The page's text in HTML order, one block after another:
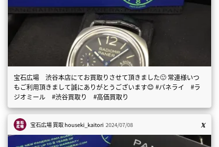
宝石広場 渋谷本店にてお買取りさせて頂きました🙂 常連様いつ
もご利用頂きまして誠にありがとうございます😊 #パネライ #ラ
ジオミール #渋谷買取り #高価買取り
宝石広場 買取houseki_kaitori 2024/07/08